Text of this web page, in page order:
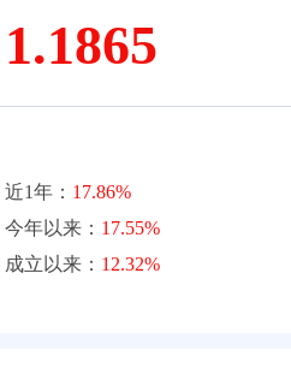
1.1865
近1年： 17.86%
今年以来： 17.55%
成立以来： 12.32%